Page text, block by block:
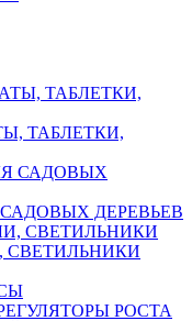
ТАБЛЕТКИ,
ДЕРЕВЬЕВ
СВЕТИЛЬНИКИ
РОСТА